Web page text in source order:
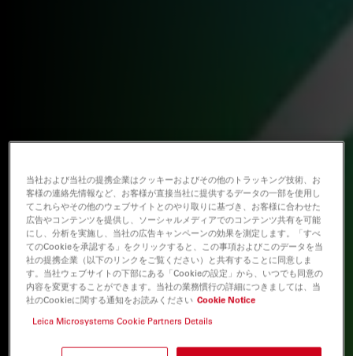
当社および当社の提携企業はクッキーおよびその他のトラッキング技術、お
客様の連絡先情報など、お客様が直接当社に提供するデータの一部を使用し
てこれらやその他のウェブサイトとのやり取りに基づき、お客様に合わせた
広告やコンテンツを提供し、ソーシャルメディアでのコンテンツ共有を可能
にし、分析を実施し、当社の広告キャンペーンの効果を測定します。「すべ
てのCookieを承認する」をクリックすると、この事項およびこのデータを当
社の提携企業（以下のリンクをご覧ください）と共有することに同意しま
す。当社ウェブサイトの下部にある「Cookieの設定」から、いつでも同意の
内容を変更することができます。当社の業務慣行の詳細につきましては、当
社のCookieに関する通知をお読みください Cookie Notice
Leica Microsystems Cookie Partners Details